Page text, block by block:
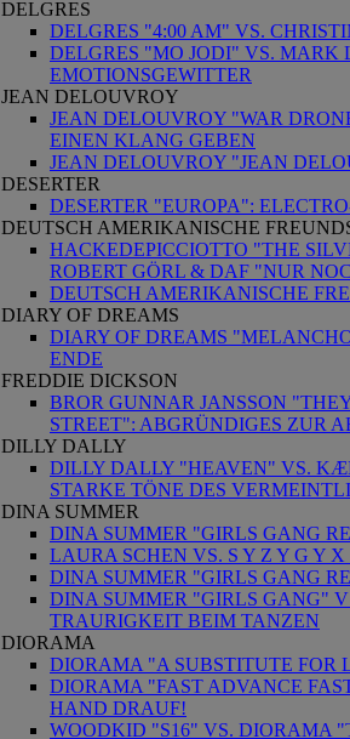
DELGRES
DELGRES "4:00 AM" VS.
DELGRES "MO JODI" VS.
EMOTIONSGEWITTER
JEAN DELOUVROY
JEAN DELOUVROY "WAR
EINEN KLANG GEBEN
JEAN DELOUVROY "JEAN
DESERTER
DESERTER "EUROPA":
DEUTSCH AMERIKANISCHE
HACKEDEPICCIOTTO "THE
ROBERT GÖRL & DAF "NUR
DEUTSCH AMERIKANISCHE
DIARY OF DREAMS
DIARY OF DREAMS
ENDE
FREDDIE DICKSON
BROR GUNNAR JANSSON
STREET": ABGRÜNDIGES ZUR
DILLY DALLY
DILLY DALLY "HEAVEN" VS.
STARKE TÖNE DES
DINA SUMMER
DINA SUMMER "GIRLS GANG
LAURA SCHEN VS. S Y Z Y G Y
DINA SUMMER "GIRLS GANG
DINA SUMMER "GIRLS GANG"
TRAURIGKEIT BEIM TANZEN
DIORAMA
DIORAMA "A SUBSTITUTE FOR
DIORAMA "FAST ADVANCE
HAND DRAUF!
WOODKID "S16" VS. DIORAMA